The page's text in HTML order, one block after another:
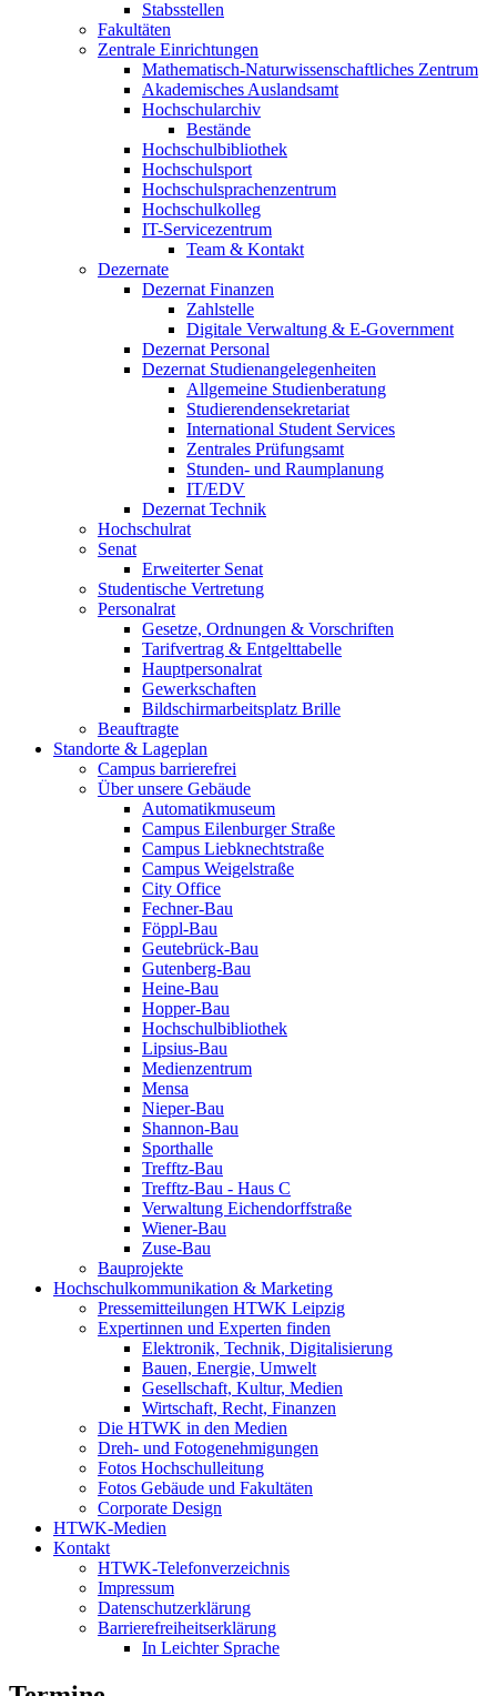
Stabsstellen
Fakultäten
Zentrale Einrichtungen
Mathematisch-Naturwissenschaftliches Zentrum
Akademisches Auslandsamt
Hochschularchiv
Bestände
Hochschulbibliothek
Hochschulsport
Hochschulsprachenzentrum
Hochschulkolleg
IT-Servicezentrum
Team & Kontakt
Dezernate
Dezernat Finanzen
Zahlstelle
Digitale Verwaltung & E-Government
Dezernat Personal
Dezernat Studienangelegenheiten
Allgemeine Studienberatung
Studierendensekretariat
International Student Services
Zentrales Prüfungsamt
Stunden- und Raumplanung
IT/EDV
Dezernat Technik
Hochschulrat
Senat
Erweiterter Senat
Studentische Vertretung
Personalrat
Gesetze, Ordnungen & Vorschriften
Tarifvertrag & Entgelttabelle
Hauptpersonalrat
Gewerkschaften
Bildschirmarbeitsplatz Brille
Beauftragte
Standorte & Lageplan
Campus barrierefrei
Über unsere Gebäude
Automatikmuseum
Campus Eilenburger Straße
Campus Liebknechtstraße
Campus Weigelstraße
City Office
Fechner-Bau
Föppl-Bau
Geutebrück-Bau
Gutenberg-Bau
Heine-Bau
Hopper-Bau
Hochschulbibliothek
Lipsius-Bau
Medienzentrum
Mensa
Nieper-Bau
Shannon-Bau
Sporthalle
Trefftz-Bau
Trefftz-Bau - Haus C
Verwaltung Eichendorffstraße
Wiener-Bau
Zuse-Bau
Bauprojekte
Hochschulkommunikation & Marketing
Pressemitteilungen HTWK Leipzig
Expertinnen und Experten finden
Elektronik, Technik, Digitalisierung
Bauen, Energie, Umwelt
Gesellschaft, Kultur, Medien
Wirtschaft, Recht, Finanzen
Die HTWK in den Medien
Dreh- und Fotogenehmigungen
Fotos Hochschulleitung
Fotos Gebäude und Fakultäten
Corporate Design
HTWK-Medien
Kontakt
HTWK-Telefonverzeichnis
Impressum
Datenschutzerklärung
Barrierefreiheitserklärung
In Leichter Sprache